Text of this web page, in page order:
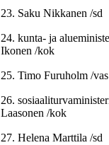
23. Saku Nikkanen /sd
24. kunta- ja
Ikonen /kok
25. Timo Furuholm /vas
26.
Laasonen /kok
27. Helena Marttila /sd